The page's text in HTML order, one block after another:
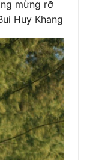
mừng rỡ
Huy Khang